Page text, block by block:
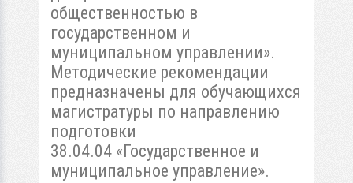
общественностью в
государственном и
муниципальном управлении».
Методические рекомендации
предназначены для обучающихся
магистратуры по направлению
подготовки
38.04.04 «Государственное и
муниципальное управление».